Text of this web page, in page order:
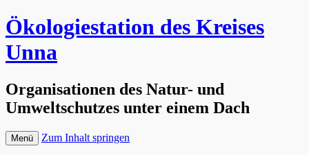
Ökologiestation des Kreises
Unna
Organisationen des Natur- und
Umweltschutzes unter einem Dach
Menü Zum Inhalt springen